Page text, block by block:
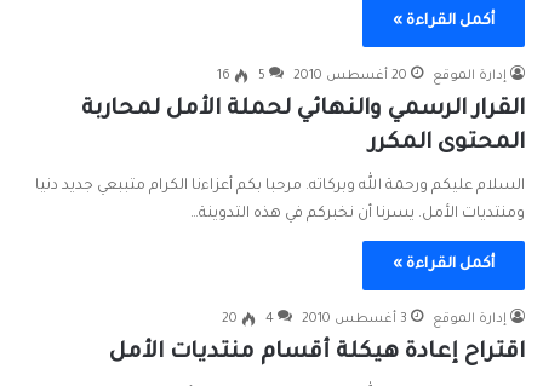
أكمل القراءة »
إدارة الموقع 20 أغسطس 2010 5
16
القرار الرسمي والنهائي لحملة الأمل لمحاربة
المحتوى المكرر
السلام عليكم ورحمة الله وبركاته. مرحبا بكم أعزاءنا الكرام متببعي جديد دنيا
ومنتديات الأمل. يسرنا أن نخبركم في هذه التدوينة…
أكمل القراءة »
إدارة الموقع 3 أغسطس 2010 4
20
اقتراح إعادة هيكلة أقسام منتديات الأمل